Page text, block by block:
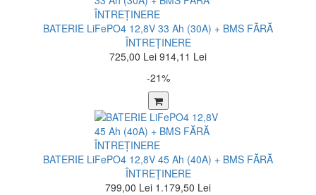
BATERIE LiFePO4 12,8V 33 Ah (30A) + BMS FĂRĂ
ÎNTREȚINERE
725,00 Lei 914,11 Lei
-21%
BATERIE LiFePO4 12,8V 45 Ah (40A) + BMS FĂRĂ
ÎNTREȚINERE
799,00 Lei 1.179,50 Lei